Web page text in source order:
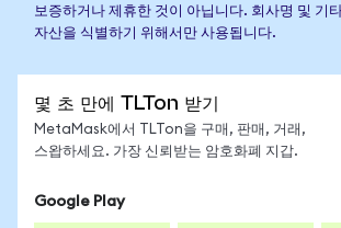
보증하거나 제휴한 것이 아닙니다. 회사명 및 기
자산을 식별하기 위해서만 사용됩니다.
몇 초 만에 TLTon 받기
MetaMask에서 TLTon을 구매, 판매, 거래,
스왑하세요. 가장 신뢰받는 암호화폐 지갑.
Google Play